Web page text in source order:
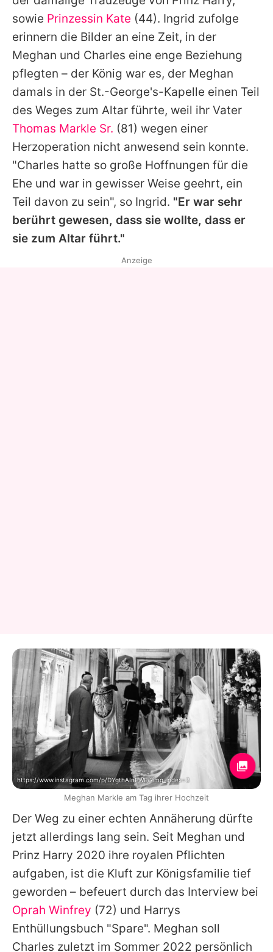
sowie Prinzessin Kate (44). Ingrid zufolge
erinnern die Bilder an eine Zeit, in der
Meghan und Charles eine enge Beziehung
pflegten – der König war es, der Meghan
damals in der St.-George's-Kapelle einen Teil
des Weges zum Altar führte, weil ihr Vater
Thomas Markle Sr. (81) wegen einer
Herzoperation nicht anwesend sein konnte.
"Charles hatte so große Hoffnungen für die
Ehe und war in gewisser Weise geehrt, ein
Teil davon zu sein", so Ingrid. "Er war sehr
berührt gewesen, dass sie wollte, dass er
sie zum Altar führt."
Der Weg zu einer echten Annäherung dürfte
jetzt allerdings lang sein. Seit Meghan und
Prinz Harry 2020 ihre royalen Pflichten
aufgaben, ist die Kluft zur Königsfamilie tief
geworden – befeuert durch das Interview bei
Oprah Winfrey (72) und Harrys
Enthüllungsbuch "Spare". Meghan soll
Charles zuletzt im Sommer 2022 persönlich
Anzeige
https://www.instagram.com/p/DYgthAInEWE/?img_index=3
Meghan Markle am Tag ihrer Hochzeit